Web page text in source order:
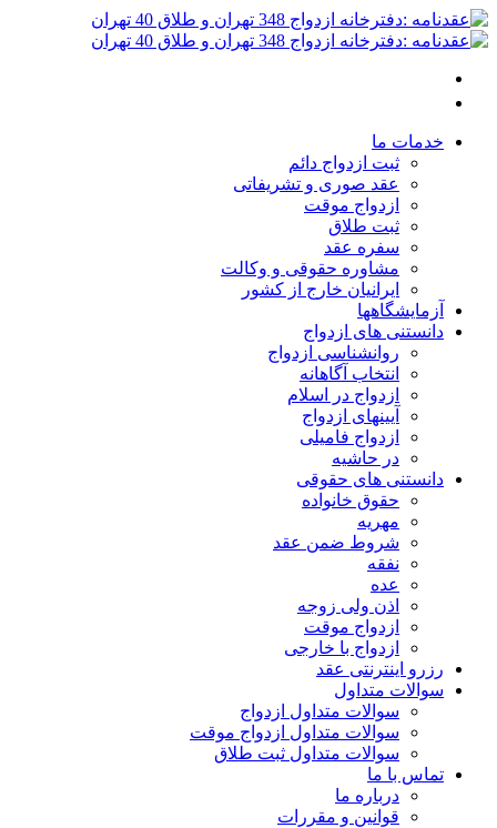
خدمات ما
ثبت ازدواج دائم
عقد صوری و تشریفاتی
ازدواج موقت
ثبت طلاق
سفره عقد
مشاوره حقوقی و وکالت
ایرانیان خارج از کشور
آزمایشگاهها
دانستنی های ازدواج
روانشناسی ازدواج
انتخاب آگاهانه
ازدواج در اسلام
آیینهای ازدواج
ازدواج فامیلی
در حاشیه
دانستنی های حقوقی
حقوق خانواده
مهریه
شروط ضمن عقد
نفقه
عده
اذن ولی زوجه
ازدواج موقت
ازدواج با خارجی
رزرو اینترنتی عقد
سوالات متداول
سوالات متداول ازدواج
سوالات متداول ازدواج موقت
سوالات متداول ثبت طلاق
تماس با ما
درباره ما
قوانین و مقررات